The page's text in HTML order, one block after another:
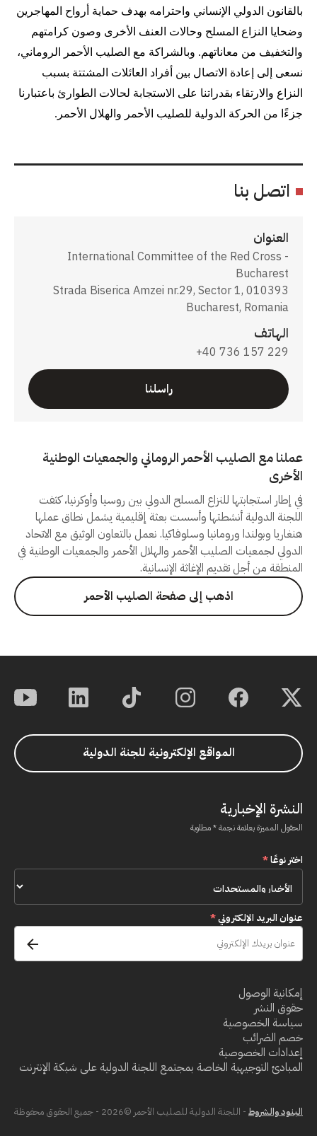
بالقانون الدولي الإنساني واحترامه بهدف حماية أرواح المهاجرين
وضحايا النزاع المسلح وحالات العنف الأخرى وصون كرامتهم
والتخفيف من معاناتهم. وبالشراكة مع الصليب الأحمر الروماني،
نسعى إلى إعادة الاتصال بين أفراد العائلات المشتتة بسبب
النزاع والارتقاء بقدراتنا على الاستجابة لحالات الطوارئ باعتبارنا
جزءًا من الحركة الدولية للصليب الأحمر والهلال الأحمر.
اتصل بنا
العنوان
International Committee of the Red Cross -
Bucharest
Strada Biserica Amzei nr.29, Sector 1, 010393
Bucharest, Romania
الهاتف
+40 736 157 229
راسلنا
عملنا مع الصليب الأحمر الروماني والجمعيات الوطنية
الأخرى
في إطار استجابتها للنزاع المسلح الدولي بين روسيا وأوكرنيا، كثفت
اللجنة الدولية أنشطتها وأسست بعثة إقليمية يشمل نطاق عملها
هنغاريا وبولندا ورومانيا وسلوفاكيا. نعمل بالتعاون الوثيق مع الاتحاد
الدولي لجمعيات الصليب الأحمر والهلال الأحمر والجمعيات الوطنية في
المنطقة من أجل تقديم الإغاثة الإنسانية.
اذهب إلى صفحة الصليب الأحمر
المواقع الإلكترونية للجنة الدولية
النشرة الإخبارية
الحقول المميزة بعلامة نجمة * مطلوبة
اختر نوعًا*
عنوان البريد الإلكتروني*
إمكانية الوصول
حقوق النشر
سياسة الخصوصية
خصم الضرائب
إعدادات الخصوصية
المبادئ التوجيهية الخاصة بمجتمع اللجنة الدولية على شبكة الإنترنت
البنود والشروط - اللجنة الدولية للصليب الأحمر ©2026 - جميع الحقوق محفوظة